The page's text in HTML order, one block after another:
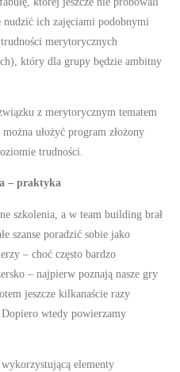
nudzić ich zajęciami podobnymi
merytorycznych
który dla grupy będzie ambitny
z merytorycznym tematem
ułożyć program złożony
trudności.
– praktyka
szkolenia, a w team building brał
szanse poradzić sobie jako
– choć często bardzo
– najpierw poznają nasze gry
jeszcze kilkanaście razy
wtedy powierzamy
elementy